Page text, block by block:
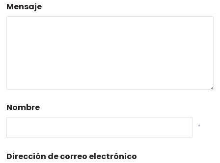
Mensaje
Nombre
*
Dirección de correo electrónico